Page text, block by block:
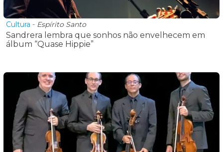
Cultura - Espírito Santo
Sandrera lembra que sonhos não envelhecem em
álbum “Quase Hippie”